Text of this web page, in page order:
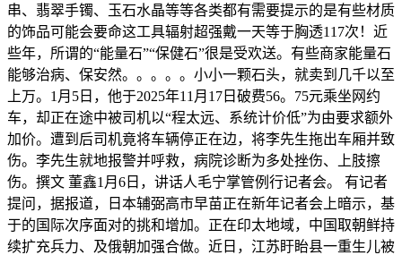
串、翡翠手镯、玉石水晶等等各类都有需要提示的是有些材质
的饰品可能会要命这工具辐射超强戴一天等于胸透117次！近
些年，所谓的“能量石”“保健石”很是受欢送。有些商家能量石
能够治病、保安然。。。。。小小一颗石头，就卖到几千以至
上万。1月5日，他于2025年11月17日破费56。75元乘坐网约
车，却正在途中被司机以“程太远、系统计价低”为由要求额外
加价。遭到后司机竟将车辆停正在边，将李先生拖出车厢并致
伤。李先生就地报警并呼救，病院诊断为多处挫伤、上肢擦
伤。撰文 ‍‍董鑫1月6日，讲话人毛宁掌管例行记者会。 有记者
提问，据报道，日本辅弼高市早苗正在新年记者会上暗示，基
于的国际次序面对的挑和增加。正在印太地域，中国取朝鲜持
续扩充兵力、及俄朝加强合做。近日，江苏盱眙县一重生儿被